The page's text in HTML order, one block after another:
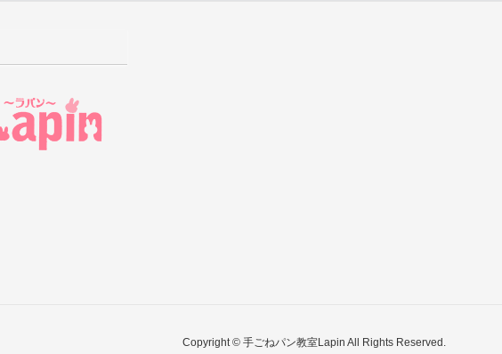
Copyright © 手ごねパン教室Lapin All Rights Reserved.